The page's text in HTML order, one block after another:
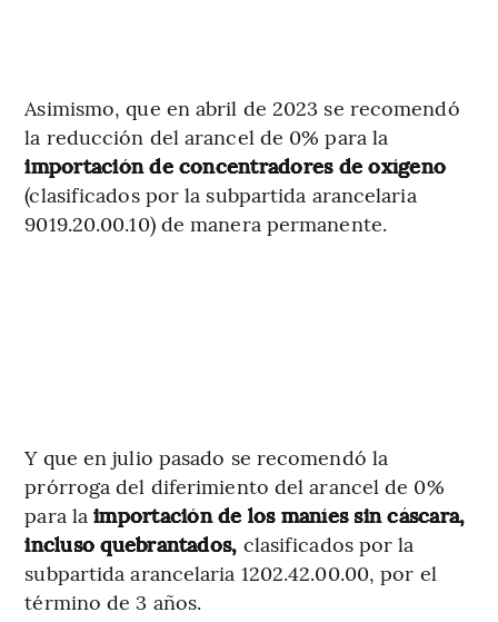
Asimismo, que en abril de 2023 se recomendó
la reducción del arancel de 0% para la
importación de concentradores de oxígeno
(clasificados por la subpartida arancelaria
9019.20.00.10) de manera permanente.
Y que en julio pasado se recomendó la
prórroga del diferimiento del arancel de 0%
para laimportación de los maníes sin cáscara,
incluso quebrantados, clasificados por la
subpartida arancelaria 1202.42.00.00, por el
término de 3 años.